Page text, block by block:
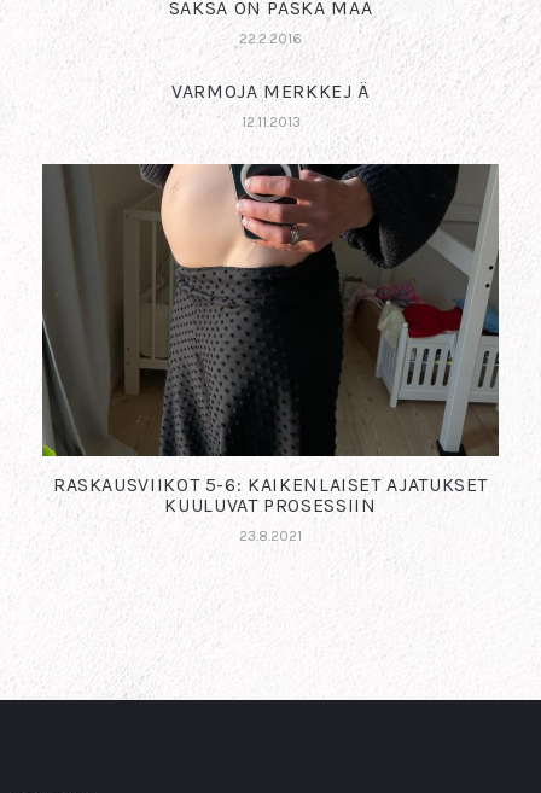
SAKSA ON PASKA MAA
22.2.2016
VARMOJA MERKKEJ Ä
12.11.2013
RASKAUSVIIKOT 5-6: KAIKENLAISET AJATUKSET
KUULUVAT PROSESSIIN
23.8.2021